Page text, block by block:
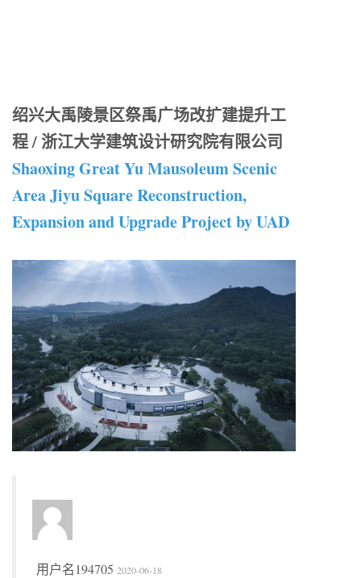
绍兴大禹陵景区祭禹广场改扩建提升工
程 / 浙江大学建筑设计研究院有限公司
Shaoxing Great Yu Mausoleum Scenic
Area Jiyu Square Reconstruction,
Expansion and Upgrade Project by UAD
用户名194705 2020-06-18